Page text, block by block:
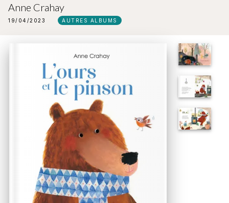
Anne Crahay
19/04/2023 AUTRES ALBUMS